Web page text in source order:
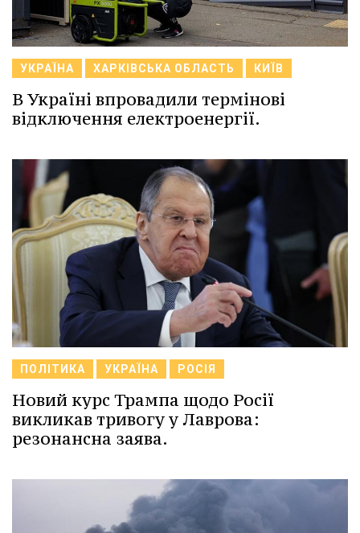
УКРАЇНА ХАРКІВСЬКА ОБЛАСТЬ КИЇВ
В Україні впровадили термінові
відключення електроенергії.
ПОЛІТИКА УКРАЇНА РОСІЯ
Новий курс Трампа щодо Росії
викликав тривогу у Лаврова:
резонансна заява.